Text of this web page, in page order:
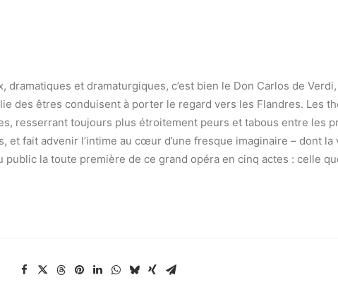
et dramaturgiques, c’est bien le Don Carlos de
des êtres conduisent à porter le regard vers les Flandres. Les
resserrant toujours plus étroitement peurs et tabous entre les
fait advenir l’intime au cœur d’une fresque imaginaire – dont la
la toute première de ce grand opéra en cinq actes : celle